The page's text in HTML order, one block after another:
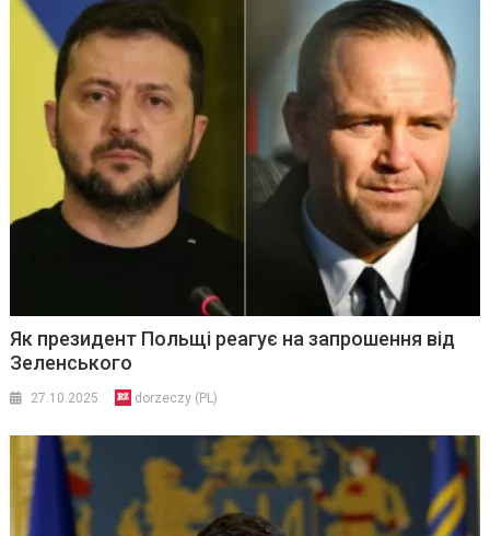
Як президент Польщі реагує на запрошення від
Зеленського
27.10.2025 dorzeczy (PL)